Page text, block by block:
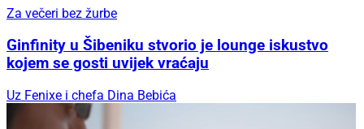
Za večeri bez žurbe
Ginfinity u Šibeniku stvorio je lounge iskustvo
kojem se gosti uvijek vraćaju
Uz Fenixe i chefa Dina Bebića